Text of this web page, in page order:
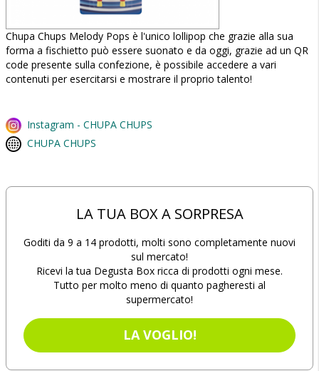
Chupa Chups Melody Pops è l'unico lollipop che grazie alla sua
forma a fischietto può essere suonato e da oggi, grazie ad un QR
code presente sulla confezione, è possibile accedere a vari
contenuti per esercitarsi e mostrare il proprio talento!
Instagram - CHUPA CHUPS
CHUPA CHUPS
LA TUA BOX A SORPRESA
Goditi da 9 a 14 prodotti, molti sono completamente nuovi
sul mercato!
Ricevi la tua Degusta Box ricca di prodotti ogni mese.
Tutto per molto meno di quanto pagheresti al
supermercato!
LA VOGLIO!